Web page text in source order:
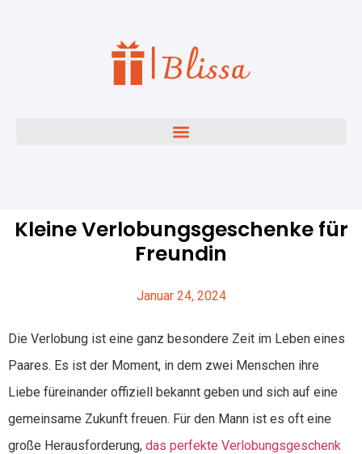
Kleine Verlobungsgeschenke für
Freundin
Januar 24, 2024
Die Verlobung ist eine ganz besondere Zeit im Leben eines
Paares. Es ist der Moment, in dem zwei Menschen ihre
Liebe füreinander offiziell bekannt geben und sich auf eine
gemeinsame Zukunft freuen. Für den Mann ist es oft eine
große Herausforderung, das perfekte Verlobungsgeschenk